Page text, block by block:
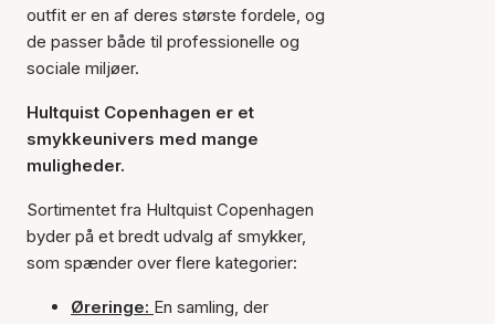
outfit er en af deres største fordele, og
de passer både til professionelle og
sociale miljøer.
Hultquist Copenhagen er et
smykkeunivers med mange
muligheder.
Sortimentet fra Hultquist Copenhagen
byder på et bredt udvalg af smykker,
som spænder over flere kategorier:
Øreringe: En samling, der